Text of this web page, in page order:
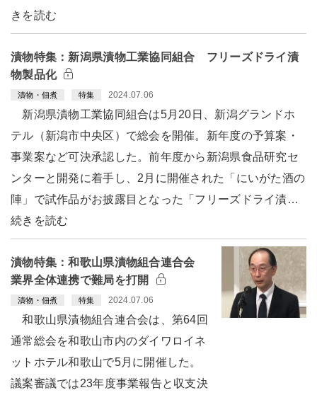
きを読む
漬物特集：新潟県漬物工業協同組合 フリーズドライ漬
物製品化
漬物・佃煮 特集 2024.07.06
新潟県漬物工業協同組合は5月20日、新潟グランドホ
テル（新潟市中央区）で総会を開催。新年度の予算案・
事業案など可決承認した。前年度から新潟県食品研究セ
ンターと開発に着手し、2月に開催された「にいがた酒の
陣」で試作品がお披露目となった「フリーズドライ漬…
続きを読む
漬物特集：和歌山県漬物組合連合会
業界全体連携で難局を打開
漬物・佃煮 特集 2024.07.06
和歌山県漬物組合連合会は、第64回
通常総会を和歌山市内のダイワロイネ
ットホテル和歌山で5月に開催した。
議案審議では23年度事業報告と収支決